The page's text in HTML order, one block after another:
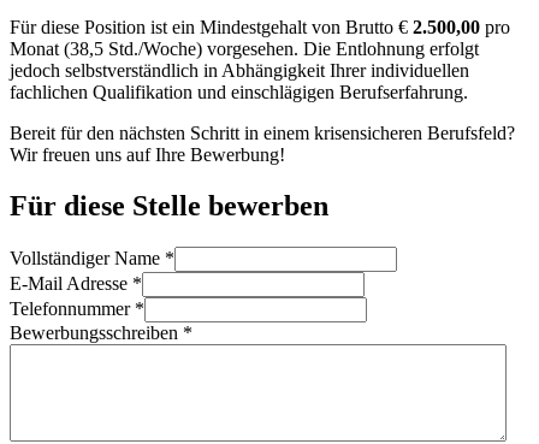
Für diese Position ist ein Mindestgehalt von Brutto € 2.500,00 pro
Monat (38,5 Std./Woche) vorgesehen. Die Entlohnung erfolgt
jedoch selbstverständlich in Abhängigkeit Ihrer individuellen
fachlichen Qualifikation und einschlägigen Berufserfahrung.
Bereit für den nächsten Schritt in einem krisensicheren Berufsfeld?
Wir freuen uns auf Ihre Bewerbung!
Für diese Stelle bewerben
Vollständiger Name *
E-Mail Adresse *
Telefonnummer *
Bewerbungsschreiben *